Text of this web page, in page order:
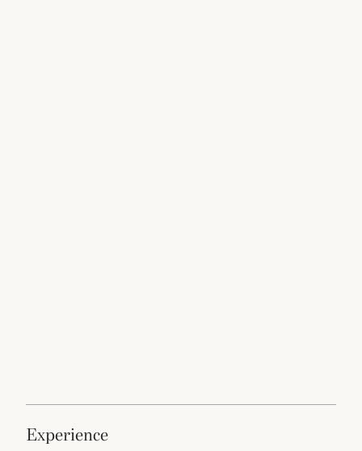
experience